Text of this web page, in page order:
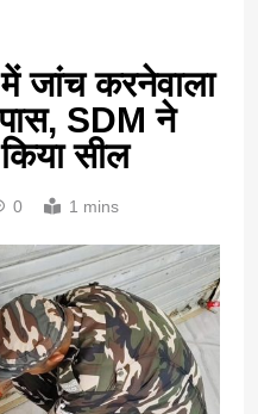
जांच करनेवाला
पास, SDM ने
सील
0 1 mins